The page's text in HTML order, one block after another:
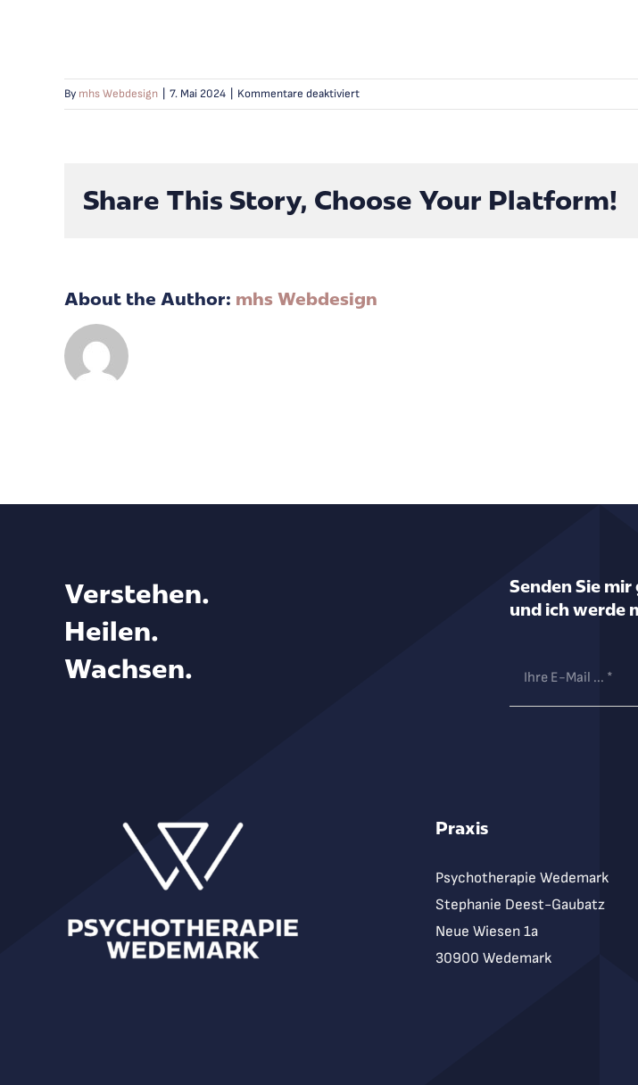
By mhs Webdesign 7. Mai 2024 Kommentare deaktiviertfür
Wie
Share This Story, Choose Your Platform!
About the Author: mhs Webdesign
Verstehen.
Heilen.
Wachsen.
Senden Sie
und ich werde
Praxis
Psychotherapie Wedemark
Stephanie Deest-Gaubatz
Neue Wiesen 1a
30900 Wedemark